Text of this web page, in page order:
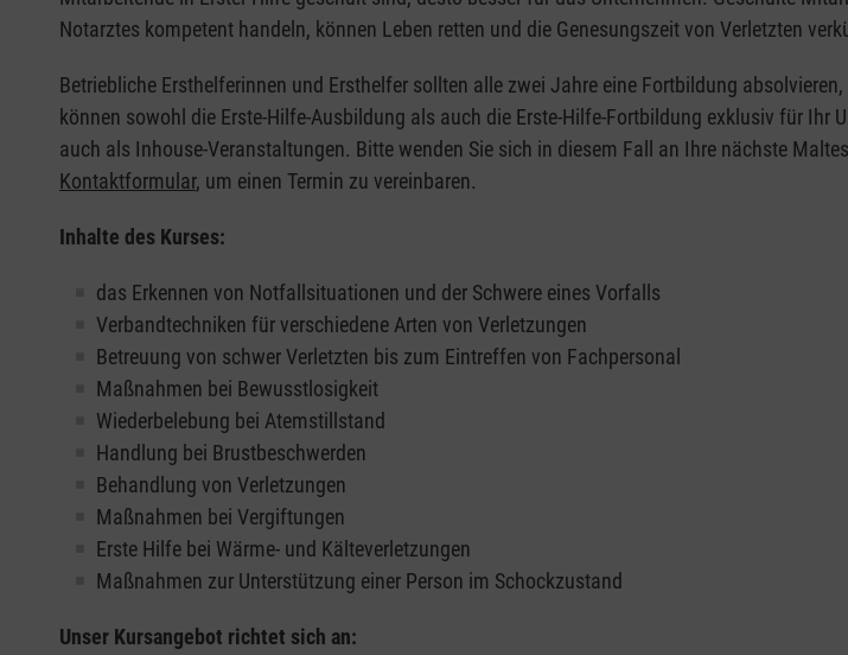
Notarztes kompetent handeln, können Leben retten und die Genesungszeit von Verletzten
Betriebliche Ersthelferinnen und Ersthelfer sollten alle zwei Jahre eine Fortbildung
können sowohl die Erste-Hilfe-Ausbildung als auch die Erste-Hilfe-Fortbildung exklusiv für Ihr
auch als Inhouse-Veranstaltungen. Bitte wenden Sie sich in diesem Fall an Ihre nächste
Kontaktformular, um einen Termin zu vereinbaren.
Inhalte des Kurses:
das Erkennen von Notfallsituationen und der Schwere eines Vorfalls
Verbandtechniken für verschiedene Arten von Verletzungen
Betreuung von schwer Verletzten bis zum Eintreffen von Fachpersonal
Maßnahmen bei Bewusstlosigkeit
Wiederbelebung bei Atemstillstand
Handlung bei Brustbeschwerden
Behandlung von Verletzungen
Maßnahmen bei Vergiftungen
Erste Hilfe bei Wärme- und Kälteverletzungen
Maßnahmen zur Unterstützung einer Person im Schockzustand
Unser Kursangebot richtet sich an: